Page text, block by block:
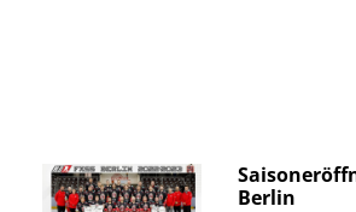
Berlin